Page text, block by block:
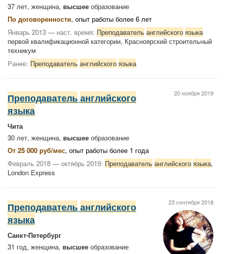
37 лет, женщина, высшее образование
По договоренности, опыт работы более 6 лет
Январь 2013 — наст. время: Преподаватель английского языка
первой квалификационной категории, Красноярский строительный
техникум
Ранее: Преподаватель английского языка
20 ноября 2019
Преподаватель английского
языка
Чита
30 лет, женщина, высшее образование
От 25 000 руб/мес, опыт работы более 1 года
Февраль 2018 — октябрь 2019: Преподаватель английского языка,
London Express
23 сентября 2018
Преподаватель английского
языка
Санкт-Петербург
31 год, женщина, высшее образование